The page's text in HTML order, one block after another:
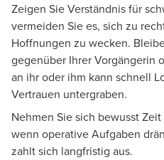
Zeigen Sie Verständnis für
vermeiden Sie es, sich zu
Hoffnungen zu wecken.
gegenüber Ihrer Vorgängerin
an ihr oder ihm kann schnell
Vertrauen untergraben.
Nehmen Sie sich bewusst
wenn operative Aufgaben
zahlt sich langfristig aus.